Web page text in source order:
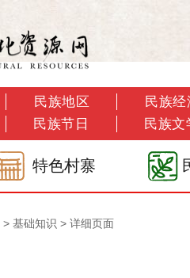
民族地区
民族经
民族节日 民族文
特色村寨
> 基础知识 > 详细页面